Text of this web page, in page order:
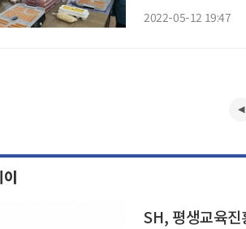
2022-05-12 19:47
SH, 평생교육진